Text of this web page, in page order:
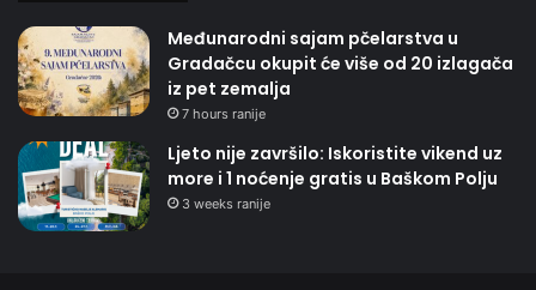
Međunarodni sajam pčelarstva u
Gradačcu okupit će više od 20 izlagača
iz pet zemalja
7 hours ranije
Ljeto nije završilo: Iskoristite vikend uz
more i 1 noćenje gratis u Baškom Polju
3 weeks ranije